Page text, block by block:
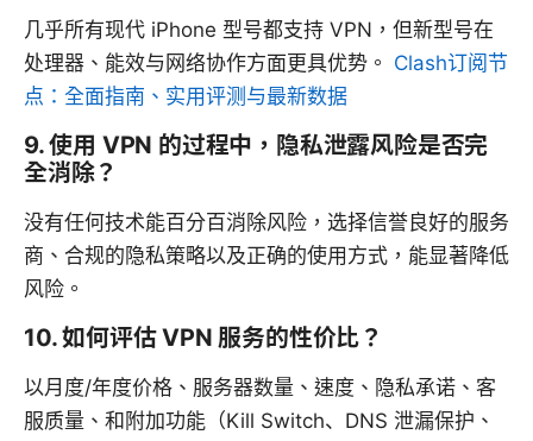
几乎所有现代 iPhone 型号都支持 VPN，但新型号在
处理器、能效与网络协作方面更具优势。 Clash订阅节
点：全面指南、实用评测与最新数据
9. 使用 VPN 的过程中，隐私泄露风险是否完
全消除？
没有任何技术能百分百消除风险，选择信誉良好的服务
商、合规的隐私策略以及正确的使用方式，能显著降低
风险。
10. 如何评估 VPN 服务的性价比？
以月度/年度价格、服务器数量、速度、隐私承诺、客
服质量、和附加功能（Kill Switch、DNS 泄漏保护、